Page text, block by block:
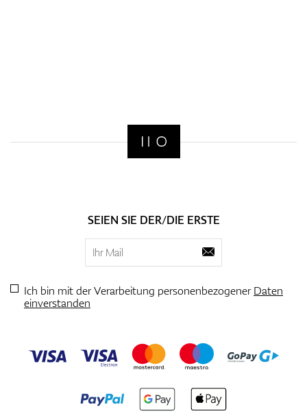
SEIEN SIE DER/DIE ERSTE
Ich bin mit der Verarbeitung personenbezogenerDaten
einverstanden